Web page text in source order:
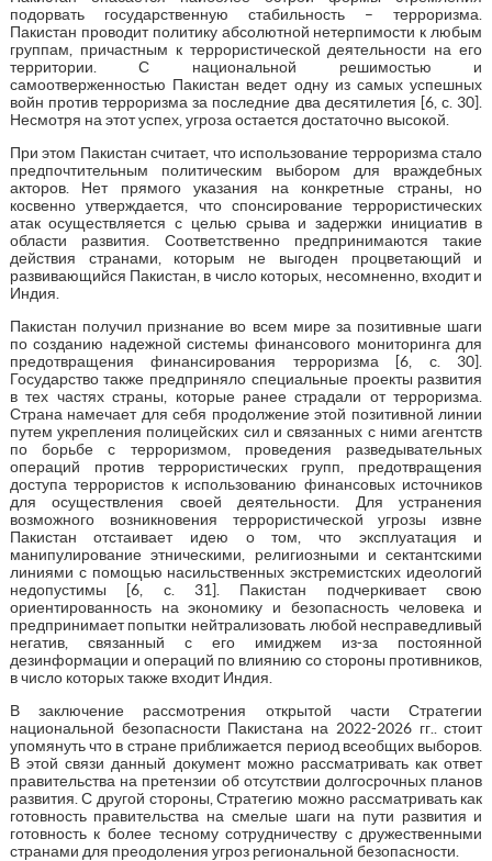
подорвать государственную стабильность – терроризма.
Пакистан проводит политику абсолютной нетерпимости к любым
группам, причастным к террористической деятельности на его
территории. С национальной решимостью и
самоотверженностью Пакистан ведет одну из самых успешных
войн против терроризма за последние два десятилетия [6, с. 30].
Несмотря на этот успех, угроза остается достаточно высокой.
При этом Пакистан считает, что использование терроризма стало
предпочтительным политическим выбором для враждебных
акторов. Нет прямого указания на конкретные страны, но
косвенно утверждается, что спонсирование террористических
атак осуществляется с целью срыва и задержки инициатив в
области развития. Соответственно предпринимаются такие
действия странами, которым не выгоден процветающий и
развивающийся Пакистан, в число которых, несомненно, входит и
Индия.
Пакистан получил признание во всем мире за позитивные шаги
по созданию надежной системы финансового мониторинга для
предотвращения финансирования терроризма [6, с. 30].
Государство также предприняло специальные проекты развития
в тех частях страны, которые ранее страдали от терроризма.
Страна намечает для себя продолжение этой позитивной линии
путем укрепления полицейских сил и связанных с ними агентств
по борьбе с терроризмом, проведения разведывательных
операций против террористических групп, предотвращения
доступа террористов к использованию финансовых источников
для осуществления своей деятельности. Для устранения
возможного возникновения террористической угрозы извне
Пакистан отстаивает идею о том, что эксплуатация и
манипулирование этническими, религиозными и сектантскими
линиями с помощью насильственных экстремистских идеологий
недопустимы [6, с. 31]. Пакистан подчеркивает свою
ориентированность на экономику и безопасность человека и
предпринимает попытки нейтрализовать любой несправедливый
негатив, связанный с его имиджем из-за постоянной
дезинформации и операций по влиянию со стороны противников,
в число которых также входит Индия.
В заключение рассмотрения открытой части Стратегии
национальной безопасности Пакистана на 2022-2026 гг.. стоит
упомянуть что в стране приближается период всеобщих выборов.
В этой связи данный документ можно рассматривать как ответ
правительства на претензии об отсутствии долгосрочных планов
развития. С другой стороны, Стратегию можно рассматривать как
готовность правительства на смелые шаги на пути развития и
готовность к более тесному сотрудничеству с дружественными
странами для преодоления угроз региональной безопасности.